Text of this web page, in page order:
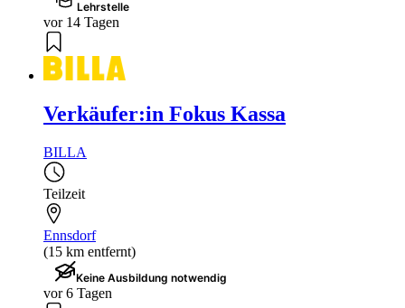
Lehrstelle
vor 14 Tagen
Verkäufer:in Fokus Kassa
BILLA
Teilzeit
Ennsdorf
(15 km entfernt)
Keine Ausbildung notwendig
vor 6 Tagen